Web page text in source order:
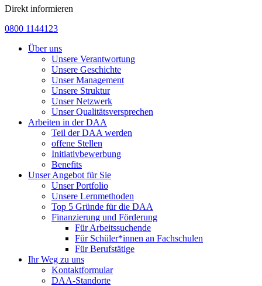
Direkt informieren
0800 1144123
Über uns
Unsere Verantwortung
Unsere Geschichte
Unser Management
Unsere Struktur
Unser Netzwerk
Unser Qualitätsversprechen
Arbeiten in der DAA
Teil der DAA werden
offene Stellen
Initiativbewerbung
Benefits
Unser Angebot für Sie
Unser Portfolio
Unsere Lernmethoden
Top 5 Gründe für die DAA
Finanzierung und Förderung
Für Arbeitssuchende
Für Schüler*innen an Fachschulen
Für Berufstätige
Ihr Weg zu uns
Kontaktformular
DAA-Standorte